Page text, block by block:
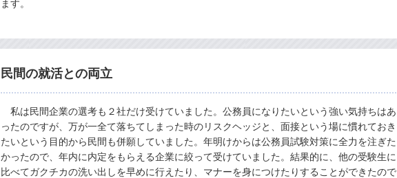
ます。
民間の就活との両立
私は民間企業の選考も２社だけ受けていました。公務員になりたいという強い気持ちはあ
ったのですが、万が一全て落ちてしまった時のリスクヘッジと、面接という場に慣れておき
たいという目的から民間も併願していました。年明けからは公務員試験対策に全力を注ぎた
かったので、年内に内定をもらえる企業に絞って受けていました。結果的に、他の受験生に
比べてガクチカの洗い出しを早めに行えたり、マナーを身につけたりすることができたので